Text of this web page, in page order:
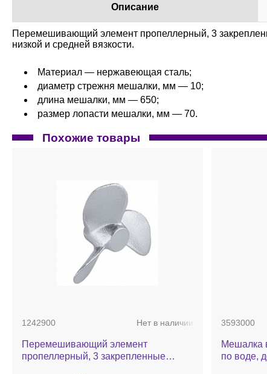
Описание
Перемешивающий элемент пропеллерный, 3
низкой и средней вязкости.
Материал — нержавеющая сталь;
диаметр стрежня мешалки, мм — 10;
длина мешалки, мм — 650;
размер лопасти мешалки, мм — 70.
Похожие товары
1242900 Нет в наличии
Перемешивающий элемент
пропеллерный, 3 закрепленные
3593000
Мешалка
по воде,